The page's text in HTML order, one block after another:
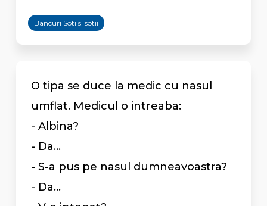
Bancuri Soti si sotii
O tipa se duce la medic cu nasul
umflat. Medicul o intreaba:
- Albina?
- Da...
- S-a pus pe nasul dumneavoastra?
- Da...